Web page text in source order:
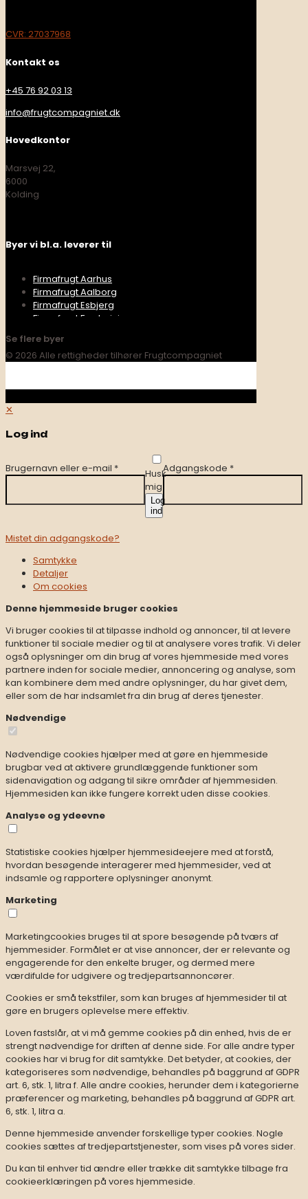
CVR: 27037968
Kontakt os
+45 76 92 03 13​
info@frugtcompagniet.dk
Hovedkontor
Marsvej 22,
6000
Kolding
Byer vi bl.a. leverer til
Firmafrugt Aarhus
Firmafrugt Aalborg
Firmafrugt Esbjerg
Firmafrugt Fredericia
Firmafrugt Hedensted
Firmafrugt Herning
Firmafrugt Nørresund
Firmafrugt Silkeborg
Firmafrugt Vejen
Firmafrugt Åbenrå
Se flere byer
© 2026 Alle rettigheder tilhører Frugtcompagniet
✕
Log ind
Brugernavn eller e-mail * Adgangskode *
Husk
mig
Log
ind
Mistet din adgangskode?
Samtykke
Detaljer
Om cookies
Denne hjemmeside bruger cookies
Vi bruger cookies til at tilpasse indhold og annoncer, til at levere
funktioner til sociale medier og til at analysere vores trafik. Vi deler
også oplysninger om din brug af vores hjemmeside med vores
partnere inden for sociale medier, annoncering og analyse, som
kan kombinere dem med andre oplysninger, du har givet dem,
eller som de har indsamlet fra din brug af deres tjenester.
Nødvendige
Nødvendige cookies hjælper med at gøre en hjemmeside
brugbar ved at aktivere grundlæggende funktioner som
sidenavigation og adgang til sikre områder af hjemmesiden.
Hjemmesiden kan ikke fungere korrekt uden disse cookies.
Analyse og ydeevne
Statistiske cookies hjælper hjemmesideejere med at forstå,
hvordan besøgende interagerer med hjemmesider, ved at
indsamle og rapportere oplysninger anonymt.
Marketing
Marketingcookies bruges til at spore besøgende på tværs af
hjemmesider. Formålet er at vise annoncer, der er relevante og
engagerende for den enkelte bruger, og dermed mere
værdifulde for udgivere og tredjepartsannoncører.
Cookies er små tekstfiler, som kan bruges af hjemmesider til at
gøre en brugers oplevelse mere effektiv.
Loven fastslår, at vi må gemme cookies på din enhed, hvis de er
strengt nødvendige for driften af denne side. For alle andre typer
cookies har vi brug for dit samtykke. Det betyder, at cookies, der
kategoriseres som nødvendige, behandles på baggrund af GDPR
art. 6, stk. 1, litra f. Alle andre cookies, herunder dem i kategorierne
præferencer og marketing, behandles på baggrund af GDPR art.
6, stk. 1, litra a.
Denne hjemmeside anvender forskellige typer cookies. Nogle
cookies sættes af tredjepartstjenester, som vises på vores sider.
Du kan til enhver tid ændre eller trække dit samtykke tilbage fra
cookieerklæringen på vores hjemmeside.